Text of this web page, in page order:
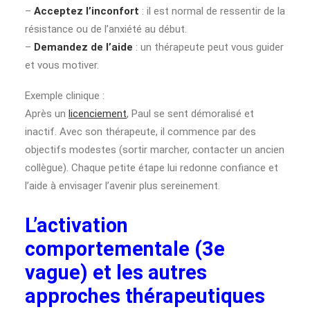
– Acceptez l’inconfort : il est normal de ressentir de la
résistance ou de l’anxiété au début.
– Demandez de l’aide : un thérapeute peut vous guider
et vous motiver.
Exemple clinique :
Après un licenciement, Paul se sent démoralisé et
inactif. Avec son thérapeute, il commence par des
objectifs modestes (sortir marcher, contacter un ancien
collègue). Chaque petite étape lui redonne confiance et
l’aide à envisager l’avenir plus sereinement.
L’activation
comportementale (3e
vague) et les autres
approches thérapeutiques